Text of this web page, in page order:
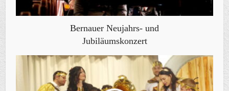
Bernauer Neujahrs- und
Jubiläumskonzert